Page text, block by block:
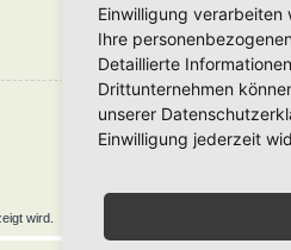
Nur im Text der
Nur im Betreff der
Nur im ersten
Beiträge
wird.
Zeichen
Einwilligung
Ihre
Detaillierte
Drittunternehmen
unserer
Einwilligung jederzeit